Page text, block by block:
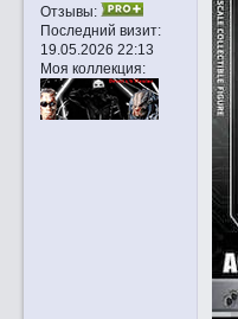
Отзывы:
Последний визит:
19.05.2026 22:13
Моя коллекция: